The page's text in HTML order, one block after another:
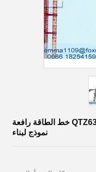
رافعات البناء البرج QTZ63 ((5610-6) خط الطاقة رافعة
نموذج لبناء